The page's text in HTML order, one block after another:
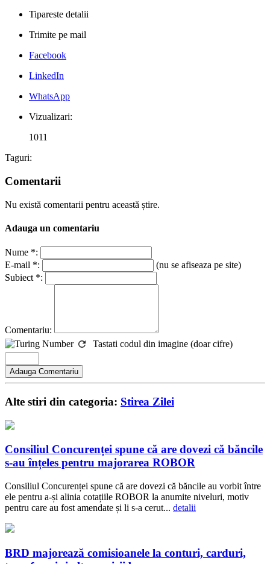
Tipareste detalii
Trimite pe mail
Facebook
LinkedIn
WhatsApp
Vizualizari:
1011
Taguri:
Comentarii
Nu există comentarii pentru această știre.
Adauga un comentariu
Nume *:
E-mail *:
(nu se afiseaza pe site)
Subiect *:
Comentariu:
Tastati codul din imagine (doar cifre)
Alte stiri din categoria: Stirea Zilei
Consiliul Concurenței spune că are dovezi că băncile
s-au înțeles pentru majorarea ROBOR
Consiliul Concurenței spune că are dovezi că băncile au vorbit între
ele pentru a-și alinia cotațiile ROBOR la anumite niveluri, motiv
pentru care au fost amendate și li s-a cerut... detalii
BRD majorează comisioanele la conturi, carduri,